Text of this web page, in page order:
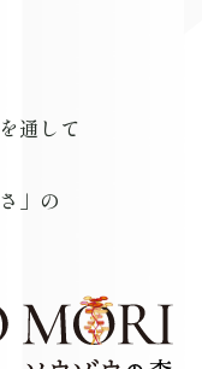
を通 し て
さ 」 の